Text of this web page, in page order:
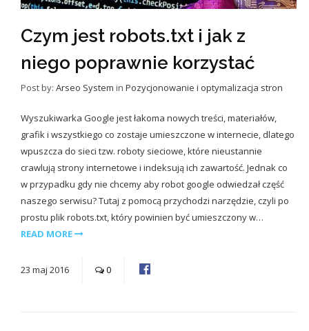
Czym jest robots.txt i jak z
niego poprawnie korzystać
Post by: Arseo System in Pozycjonowanie i optymalizacja stron
Wyszukiwarka Google jest łakoma nowych treści, materiałów,
grafik i wszystkiego co zostaje umieszczone w internecie, dlatego
wpuszcza do sieci tzw. roboty sieciowe, które nieustannie
crawlują strony internetowe i indeksują ich zawartość. Jednak co
w przypadku gdy nie chcemy aby robot google odwiedzał część
naszego serwisu? Tutaj z pomocą przychodzi narzędzie, czyli po
prostu plik robots.txt, który powinien być umieszczony w…
READ MORE
23 maj 2016 0